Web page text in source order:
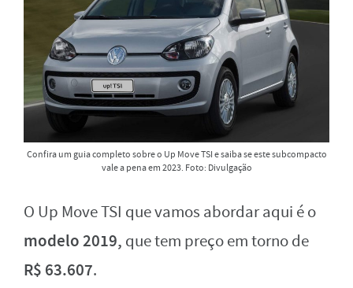
Confira um guia completo sobre o Up Move TSI e saiba se este subcompacto
vale a pena em 2023. Foto: Divulgação
O Up Move TSI que vamos abordar aqui é o
modelo 2019, que tem preço em torno de
R$ 63.607.